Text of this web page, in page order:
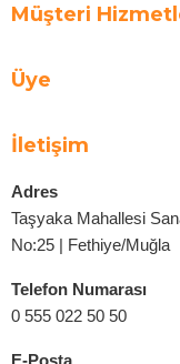
Müşteri
Üye
İletişim
Adres
Taşyaka Mahallesi
No:25 | Fethiye/Muğla
Telefon Numarası
0 555 022 50 50
E-Posta